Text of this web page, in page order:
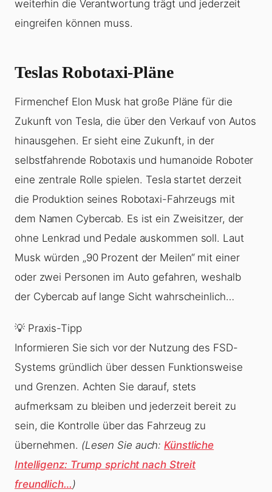
weiterhin die Verantwortung trägt und jederzeit
eingreifen können muss.
Teslas Robotaxi-Pläne
Firmenchef Elon Musk hat große Pläne für die
Zukunft von Tesla, die über den Verkauf von Autos
hinausgehen. Er sieht eine Zukunft, in der
selbstfahrende Robotaxis und humanoide Roboter
eine zentrale Rolle spielen. Tesla startet derzeit
die Produktion seines Robotaxi-Fahrzeugs mit
dem Namen Cybercab. Es ist ein Zweisitzer, der
ohne Lenkrad und Pedale auskommen soll. Laut
Musk würden „90 Prozent der Meilen“ mit einer
oder zwei Personen im Auto gefahren, weshalb
der Cybercab auf lange Sicht wahrscheinlich…
💡 Praxis-Tipp
Informieren Sie sich vor der Nutzung des FSD-
Systems gründlich über dessen Funktionsweise
und Grenzen. Achten Sie darauf, stets
aufmerksam zu bleiben und jederzeit bereit zu
sein, die Kontrolle über das Fahrzeug zu
übernehmen. (Lesen Sie auch:Künstliche
Intelligenz: Trump spricht nach Streit
freundlich…)